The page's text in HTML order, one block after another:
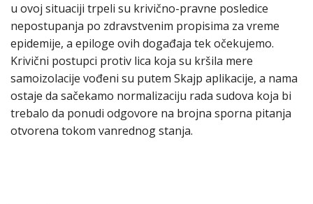
u ovoj situaciji trpeli su krivično-pravne posledice
nepostupanja po zdravstvenim propisima za vreme
epidemije, a epiloge ovih događaja tek očekujemo.
Krivični postupci protiv lica koja su kršila mere
samoizolacije vođeni su putem Skajp aplikacije, a nama
ostaje da sačekamo normalizaciju rada sudova koja bi
trebalo da ponudi odgovore na brojna sporna pitanja
otvorena tokom vanrednog stanja.